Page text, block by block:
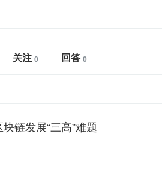
关注 回答
链发展“三高”难题